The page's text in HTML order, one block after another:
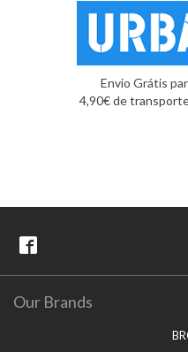
Envio Grátis
4,90€ de
Our Brands